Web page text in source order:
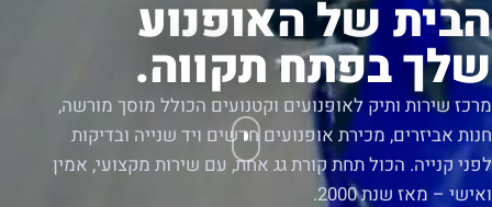
הבית של האופנוע
שלך בפתח תקווה.
מרכז שירות ותיק לאופנועים וקטנועים הכולל מוסך מורשה,
חנות אביזרים, מכירת אופנועים חדשים ויד שנייה ובדיקות
לפני קנייה. הכול תחת קורת גג אחת, עם שירות מקצועי, אמין
ואישי – מאז שנת 2000.